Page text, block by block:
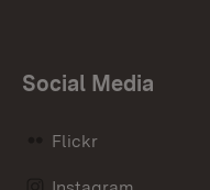
Social Media
Flickr